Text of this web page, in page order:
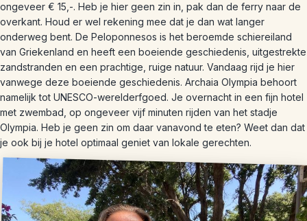
ongeveer € 15,-. Heb je hier geen zin in, pak dan de ferry naar de
overkant. Houd er wel rekening mee dat je dan wat langer
onderweg bent. De Peloponnesos is het beroemde schiereiland
van Griekenland en heeft een boeiende geschiedenis, uitgestrekte
zandstranden en een prachtige, ruige natuur. Vandaag rijd je hier
vanwege deze boeiende geschiedenis. Archaia Olympia behoort
namelijk tot UNESCO-werelderfgoed. Je overnacht in een fijn hotel
met zwembad, op ongeveer vijf minuten rijden van het stadje
Olympia. Heb je geen zin om daar vanavond te eten? Weet dan dat
je ook bij je hotel optimaal geniet van lokale gerechten.